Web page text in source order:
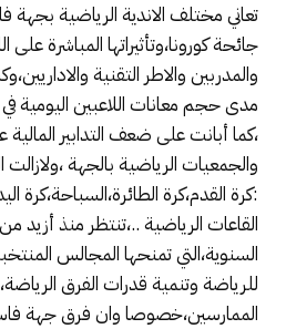
تعاني مختلف الاندية الرياضية
جائحة كورونا،وتأثيراتها المباشرة
والمدربين والاطر التقنية
مدى حجم معانات اللاعبين اليومية
،كما أبانت على ضعف التدابير
والجمعيات الرياضية بالجهة
:كرة القدم،كرة الطائرة،السباحة،كرة
القاعات الرياضية ..،تنتظر منذ أزيد
السنوية،التي تمنحها المجالس
للرياضة وتنمية قدرات الفرق
الممارسين،خصوصا وان فرق جهة